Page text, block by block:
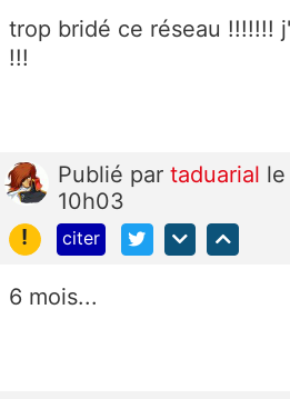
trop bridé ce réseau !!!!!!!
!!!
Publié par taduarial
10h03
!
citer
6 mois...